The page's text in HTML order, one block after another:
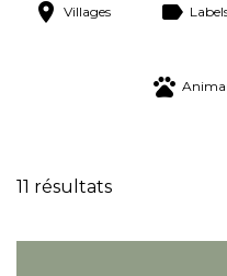
Villages
11 résultats